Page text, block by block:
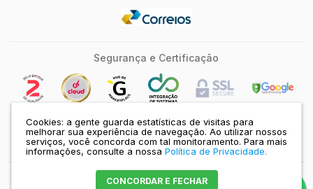
Cookies: a gente guarda estatísticas de visitas para
melhorar sua experiência de navegação. Ao utilizar nossos
serviços, você concorda com tal monitoramento. Para mais
informações, consulte a nossa Política de Privacidade.
CONCORDAR E FECHAR
Segurança e Certificação
SILICONTECH | MJ COMERCIO E SERVICOS DE INFORMATICA E LTDA -
CNPJ: 10.285.063/0001-95 |Mapa do site